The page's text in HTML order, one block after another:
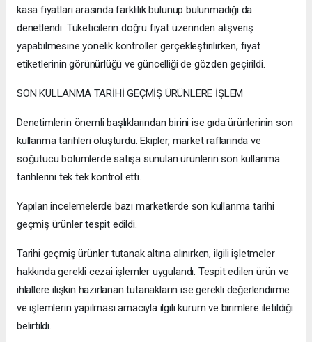
kasa fiyatları arasında farklılık bulunup bulunmadığı da
denetlendi. Tüketicilerin doğru fiyat üzerinden alışveriş
yapabilmesine yönelik kontroller gerçekleştirilirken, fiyat
etiketlerinin görünürlüğü ve güncelliği de gözden geçirildi.
SON KULLANMA TARİHİ GEÇMİŞ ÜRÜNLERE İŞLEM
Denetimlerin önemli başlıklarından birini ise gıda ürünlerinin son
kullanma tarihleri oluşturdu. Ekipler, market raflarında ve
soğutucu bölümlerde satışa sunulan ürünlerin son kullanma
tarihlerini tek tek kontrol etti.
Yapılan incelemelerde bazı marketlerde son kullanma tarihi
geçmiş ürünler tespit edildi.
Tarihi geçmiş ürünler tutanak altına alınırken, ilgili işletmeler
hakkında gerekli cezai işlemler uygulandı. Tespit edilen ürün ve
ihlallere ilişkin hazırlanan tutanakların ise gerekli değerlendirme
ve işlemlerin yapılması amacıyla ilgili kurum ve birimlere iletildiği
belirtildi.